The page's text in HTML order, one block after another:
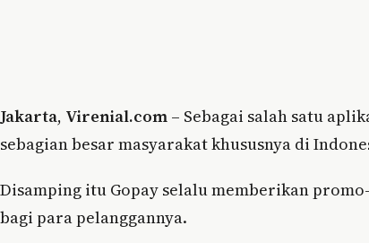
Jakarta, Virenial.com – Sebagai salah satu
sebagian besar masyarakat khususnya di
Disamping itu Gopay selalu memberikan
bagi para pelanggannya.